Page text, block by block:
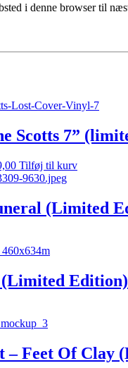
i denne browser til
Scotts 7”
Tilføj til kurv
(Limited
– Feet Of Clay